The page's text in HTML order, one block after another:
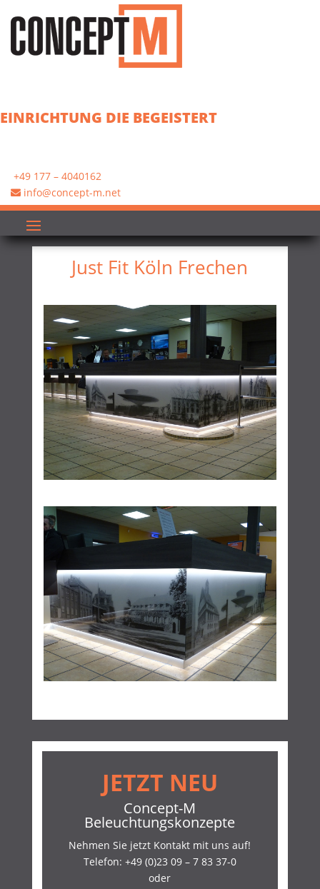
EINRICHTUNG DIE BEGEISTERT
+49 177 – 4040162
info@concept-m.net
Just Fit Köln Frechen
JETZT NEU
Concept-M
Beleuchtungskonzepte
Nehmen Sie jetzt Kontakt mit uns auf!
Telefon: +49 (0)23 09 – 7 83 37-0
oder